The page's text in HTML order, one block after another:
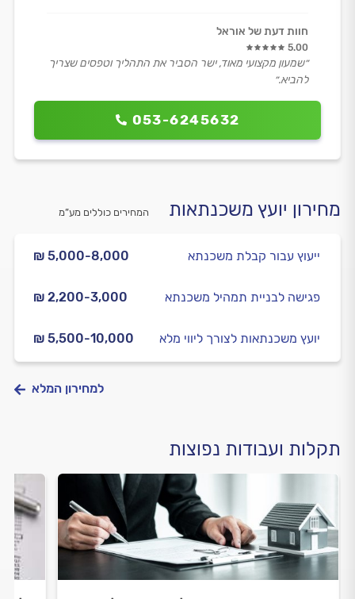
053-6245632
חוות דעת של אוראל
5.00
״שמעון מקצועי מאוד, ישר הסביר את התהליך וטפסים שצריך
להביא.״
מחירון יועץ משכנתאות המחירים כוללים מע”מ
₪ 5,000-8,000 ייעוץ עבור קבלת משכנתא
₪ 2,200-3,000 פגישה לבניית תמהיל משכנתא
₪ 5,500-10,000 יועץ משכנתאות לצורך ליווי מלא
למחירון המלא
תקלות ועבודות נפוצות